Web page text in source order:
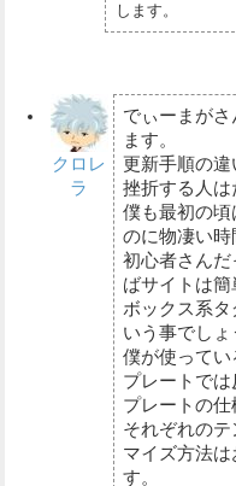
します。
クロレ
ラ
でぃーまが
ます。
更新手順の
挫折する人は
僕も最初の頃
のに物凄い
初心者さん
ばサイトは簡
ボックス系
いう事でしょ
僕が使って
プレートで
プレートの仕
それぞれの
マイズ方法
す。